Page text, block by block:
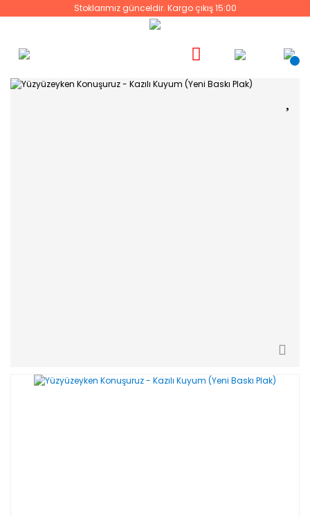
Stoklarımız günceldir. Kargo çıkış 15:00